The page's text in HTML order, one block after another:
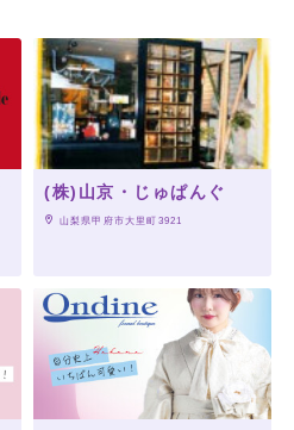
(株)山京・じゅぱんぐ
山梨県甲府市大里町3921